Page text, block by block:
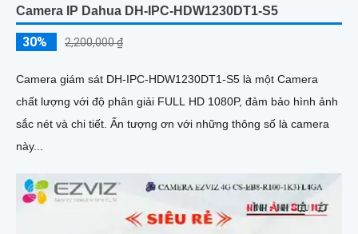
Camera IP Dahua DH-IPC-HDW1230DT1-S5
30% 2,200,000 ₫
Camera giám sát DH-IPC-HDW1230DT1-S5 là một Camera
chất lượng với độ phân giải FULL HD 1080P, đảm bảo hình ảnh
sắc nét và chi tiết. Ấn tượng ơn với những thông số là camera
này...